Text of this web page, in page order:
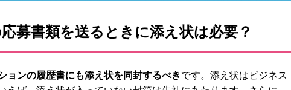
募書類を送るときに添え状は必要？
ョンの履歴書にも添え状を同封するべきです。添え状はビジネス